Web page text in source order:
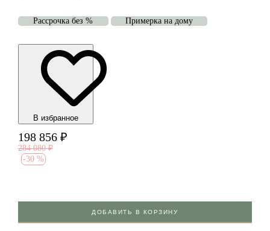
Рассрочка без % Примерка на дому
В избранноe
198 856 ₽
284 080 ₽
-30 %
ДОБАВИТЬ В КОРЗИНУ